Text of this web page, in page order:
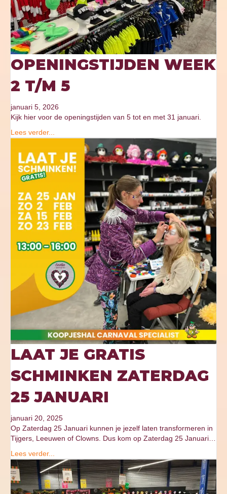
OPENINGSTIJDEN WEEK
2 T/M 5
januari 5, 2026
Kijk hier voor de openingstijden van 5 tot en met 31 januari.
Lees verder...
LAAT JE GRATIS
SCHMINKEN ZATERDAG
25 JANUARI
januari 20, 2025
Op Zaterdag 25 Januari kunnen je jezelf laten transformeren in
Tijgers, Leeuwen of Clowns. Dus kom op Zaterdag 25 Januari…
Lees verder...